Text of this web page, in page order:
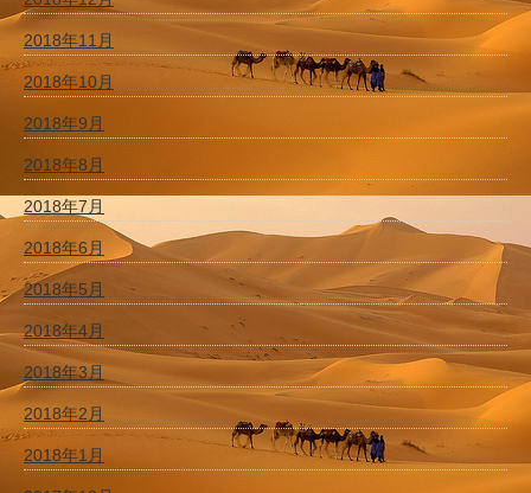
2018年11月
2018年10月
2018年9月
2018年8月
2018年7月
2018年6月
2018年5月
2018年4月
2018年3月
2018年2月
2018年1月